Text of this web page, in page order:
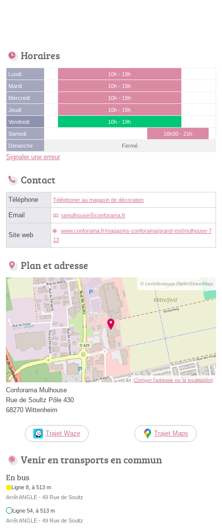
Horaires
Lundi
10h - 19h
Mardi
10h - 19h
Mercredi
10h - 19h
Jeudi
10h - 19h
Vendredi
10h - 19h
Samedi
16h30 - 21h
Dimanche
Fermé
Signaler une erreur
Contact
Téléphone Téléphoner au magasin de décoration
Email ramulhouseⓐconforama.fr
Site web
www.conforama.fr/magasins-conforama/grand-est/mulhouse-7
13
Plan et adresse
© contributeurs OpenStreetMap
Corriger l’adresse ou la localisation
Conforama Mulhouse
Rue de Soultz Pôle 430
68270 Wittenheim
Trajet Waze Trajet Maps
Venir en transports en commun
En bus
Ligne 8, à 513 m
Arrêt ANGLE - 49 Rue de Soultz
Ligne 54, à 513 m
Arrêt ANGLE - 49 Rue de Soultz